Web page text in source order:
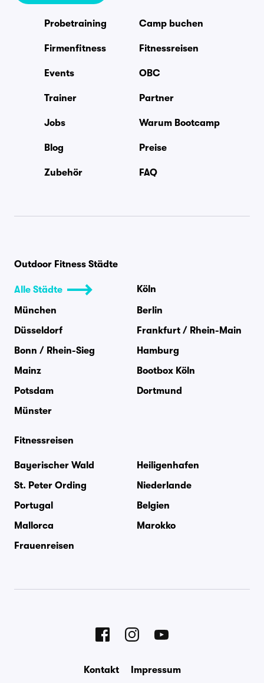
Probetraining Camp buchen
Firmenfitness Fitnessreisen
Events OBC
Trainer Partner
Jobs Warum Bootcamp
Blog Preise
Zubehör FAQ
Outdoor Fitness Städte
Alle Städte
Köln
München
Berlin
Düsseldorf
Frankfurt / Rhein-Main
Bonn / Rhein-Sieg
Hamburg
Mainz
Bootbox Köln
Potsdam
Dortmund
Münster
Fitnessreisen
Bayerischer Wald
Heiligenhafen
St. Peter Ording
Niederlande
Portugal
Belgien
Mallorca
Marokko
Frauenreisen
Kontakt Impressum